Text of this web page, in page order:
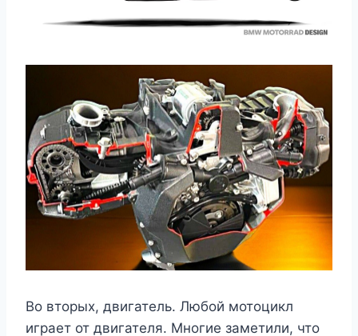
Во вторых, двигатель. Любой мотоцикл
играет от двигателя. Многие заметили, что